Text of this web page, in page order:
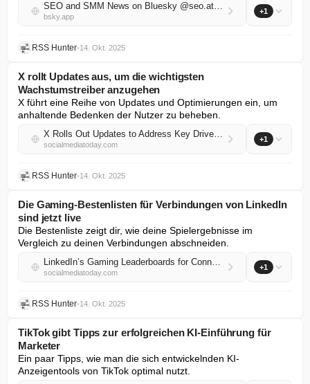
SEO and SMM News on Bluesky @seo.at.thenote.app
bsky.app
+1
RSS Hunter•14. Okt. 2025
X rollt Updates aus, um die wichtigsten
Wachstumstreiber anzugehen
X führt eine Reihe von Updates und Optimierungen ein, um
anhaltende Bedenken der Nutzer zu beheben.
X Rolls Out Updates to Address Key Drivers of Growth
socialmediatoday.com
+1
RSS Hunter•14. Okt. 2025
Die Gaming-Bestenlisten für Verbindungen von LinkedIn
sind jetzt live
Die Bestenliste zeigt dir, wie deine Spielergebnisse im
Vergleich zu deinen Verbindungen abschneiden.
LinkedIn’s Gaming Leaderboards for Connections Are Now Live
socialmediatoday.com
+1
RSS Hunter•14. Okt. 2025
TikTok gibt Tipps zur erfolgreichen KI-Einführung für
Marketer
Ein paar Tipps, wie man die sich entwickelnden KI-
Anzeigentools von TikTok optimal nutzt.